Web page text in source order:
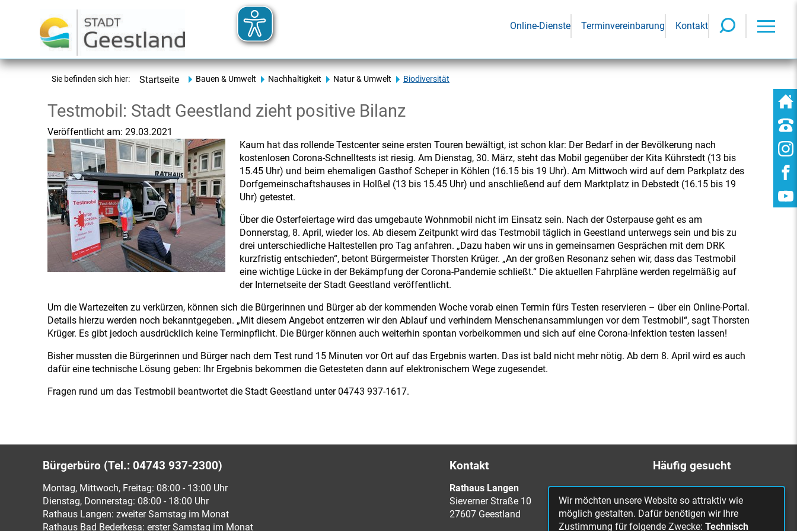
Online-Dienste Terminvereinbarung Kontakt
Sie befinden sich hier: Startseite Bauen & Umwelt Nachhaltigkeit Natur & Umwelt Biodiversität
Testmobil: Stadt Geestland zieht positive Bilanz
Veröffentlicht am: 29.03.2021
Kaum hat das rollende Testcenter seine ersten Touren bewältigt, ist schon klar: Der Bedarf in der Bevölkerung nach
kostenlosen Corona-Schnelltests ist riesig. Am Dienstag, 30. März, steht das Mobil gegenüber der Kita Kührstedt (13 bis
15.45 Uhr) und beim ehemaligen Gasthof Scheper in Köhlen (16.15 bis 19 Uhr). Am Mittwoch wird auf dem Parkplatz des
Dorfgemeinschaftshauses in Holßel (13 bis 15.45 Uhr) und anschließend auf dem Marktplatz in Debstedt (16.15 bis 19
Uhr) getestet.
Über die Osterfeiertage wird das umgebaute Wohnmobil nicht im Einsatz sein. Nach der Osterpause geht es am
Donnerstag, 8. April, wieder los. Ab diesem Zeitpunkt wird das Testmobil täglich in Geestland unterwegs sein und bis zu
drei unterschiedliche Haltestellen pro Tag anfahren. „Dazu haben wir uns in gemeinsamen Gesprächen mit dem DRK
kurzfristig entschieden“, betont Bürgermeister Thorsten Krüger. „An der großen Resonanz sehen wir, dass das Testmobil
eine wichtige Lücke in der Bekämpfung der Corona-Pandemie schließt.“ Die aktuellen Fahrpläne werden regelmäßig auf
der Internetseite der Stadt Geestland veröffentlicht.
Um die Wartezeiten zu verkürzen, können sich die Bürgerinnen und Bürger ab der kommenden Woche vorab einen Termin fürs Testen reservieren – über ein Online-Portal.
Details hierzu werden noch bekanntgegeben. „Mit diesem Angebot entzerren wir den Ablauf und verhindern Menschenansammlungen vor dem Testmobil“, sagt Thorsten
Krüger. Es gibt jedoch ausdrücklich keine Terminpflicht. Die Bürger können auch weiterhin spontan vorbeikommen und sich auf eine Corona-Infektion testen lassen!
Bisher mussten die Bürgerinnen und Bürger nach dem Test rund 15 Minuten vor Ort auf das Ergebnis warten. Das ist bald nicht mehr nötig. Ab dem 8. April wird es auch
dafür eine technische Lösung geben: Ihr Ergebnis bekommen die Getesteten dann auf elektronischem Wege zugesendet.
Fragen rund um das Testmobil beantwortet die Stadt Geestland unter 04743 937-1617.
Bürgerbüro (Tel.: 04743 937-2300)
Montag, Mittwoch, Freitag: 08:00 - 13:00 Uhr
Dienstag, Donnerstag: 08:00 - 18:00 Uhr
Rathaus Langen: zweiter Samstag im Monat
Rathaus Bad Bederkesa: erster Samstag im Monat
Kontakt
Rathaus Langen
Sieverner Straße 10
27607 Geestland
Häufig gesucht
Bürgerbüro
Online Rathaus
Wir möchten unsere Website so attraktiv wie
möglich gestalten. Dafür benötigen wir Ihre
Zustimmung für folgende Zwecke: Technisch